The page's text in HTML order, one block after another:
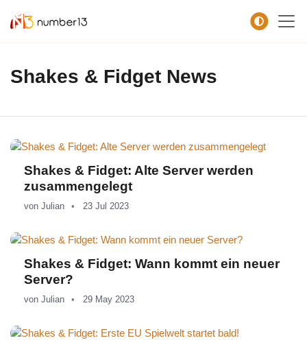
Shakes & Fidget News
Shakes & Fidget: Alte Server werden
zusammengelegt
von Julian 23 Jul 2023
Shakes & Fidget: Wann kommt ein neuer
Server?
von Julian 29 May 2023